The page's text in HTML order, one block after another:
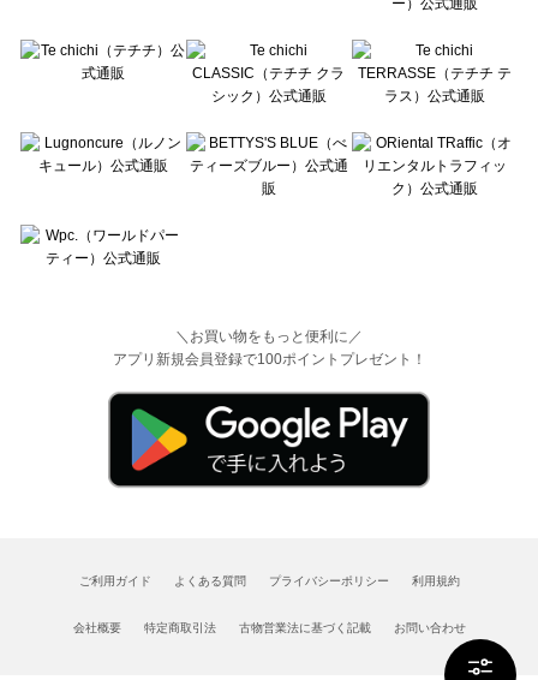
＼お買い物をもっと便利に／
アプリ新規会員登録で100ポイントプレゼント！
ご利用ガイド よくある質問 プライバシーポリシー 利用規約
会社概要 特定商取引法 古物営業法に基づく記載 お問い合わせ